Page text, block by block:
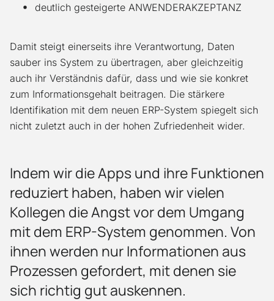
deutlich gesteigerte ANWENDERAKZEPTANZ
Damit steigt einerseits ihre Verantwortung, Daten
sauber ins System zu übertragen, aber gleichzeitig
auch ihr Verständnis dafür, dass und wie sie konkret
zum Informationsgehalt beitragen. Die stärkere
Identifikation mit dem neuen ERP-System spiegelt sich
nicht zuletzt auch in der hohen Zufriedenheit wider.
Indem wir die Apps und ihre Funktionen
reduziert haben, haben wir vielen
Kollegen die Angst vor dem Umgang
mit dem ERP-System genommen. Von
ihnen werden nur Informationen aus
Prozessen gefordert, mit denen sie
sich richtig gut auskennen.